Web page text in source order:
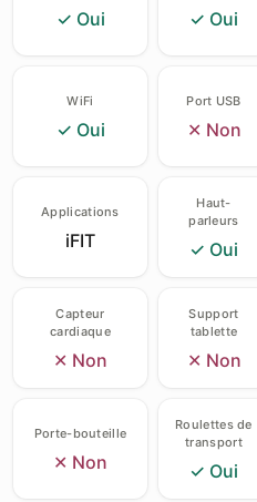
✓ Oui ✓ Oui
WiFi
✓ Oui
Port USB
✕ Non
Applications
iFIT
Haut-
parleurs
✓ Oui
Capteur
cardiaque
✕ Non
Support
tablette
✕ Non
Porte-bouteille
✕ Non
Roulettes de
transport
✓ Oui